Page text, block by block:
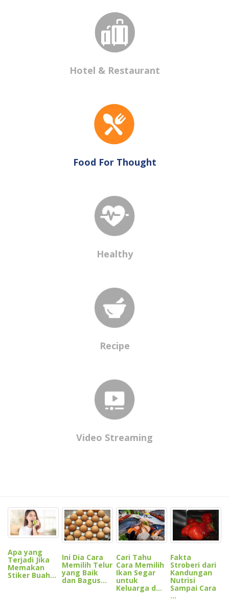
Hotel & Restaurant
Food For Thought
Healthy
Recipe
Video Streaming
Apa yang
Terjadi Jika
Memakan
Stiker Buah...
Ini Dia Cara
Memilih Telur
yang Baik
dan Bagus...
Cari Tahu
Cara Memilih
Ikan Segar
untuk
Keluarga d...
Fakta
Stroberi dari
Kandungan
Nutrisi
Sampai Cara
...